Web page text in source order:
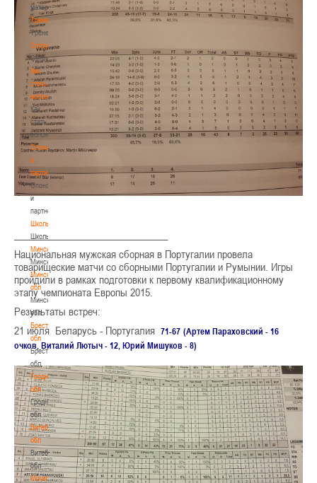
материалы
Тренерам
Тренерам
Сотрудничество
Сотрудничество
Как
стать
волонтером
Как
стать
волонтером
Спонсоры
и
партнеры
Спонсоры
и
партнеры
Школы
Школы
Минск
Минск
Минская
обл
Минская
обл
Брестская
обл
Брестская
обл
Гродненская
обл
Гродненская
обл
Витебская
обл
Витебская
обл
Могилевская
_______________________________
Национальная мужская сборная в Португалии провела
товарищеские матчи со сборными Португалии и Румынии. Игры
пройдили в рамках подготовки к первому квалификационному
этапу чемпионата Европы 2015.
Результаты встреч:
21 июля Беларусь - Португалия 71-67 (Артем Параховский - 16
очков, Виталий Лютыч - 12, Юрий Мишуков - 8)